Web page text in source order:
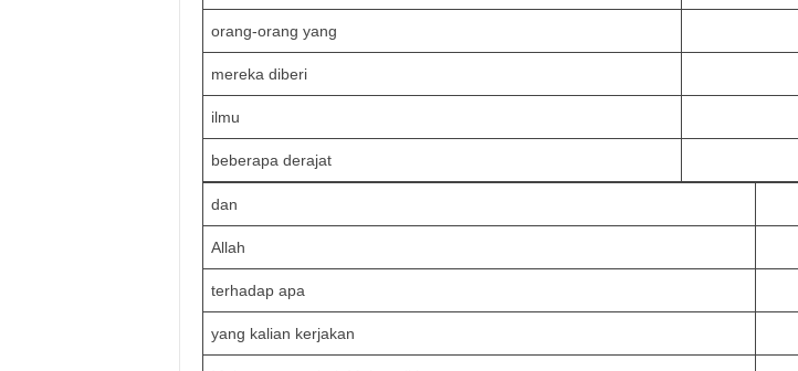
orang-orang yang
mereka diberi
ilmu
beberapa derajat
dan
Allah
terhadap apa
yang kalian kerjakan